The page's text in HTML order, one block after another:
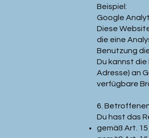
Beispiel:
Google
Diese
die eine
Benutzung
Du kannst
Adresse) an
verfügbare
6.
Du hast das
gemäß Art.